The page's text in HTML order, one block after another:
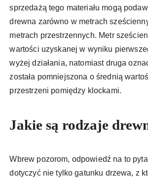
sprzedażą tego materiału mogą
drewna zarówno w metrach
metrach przestrzennych. Metr
wartości uzyskanej w wyniku
wyżej działania, natomiast druga
została pomniejszona o średnią
przestrzeni pomiędzy klockami.
Jakie są rodzaje
Wbrew pozorom, odpowiedź na to
dotyczyć nie tylko gatunku drzewa, z